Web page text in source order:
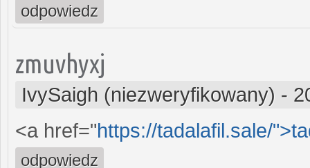
odpowiedz
zmuvhyxj
IvySaigh (niezweryfikowany) -
<a href="https://tadalafil.sale/
odpowiedz